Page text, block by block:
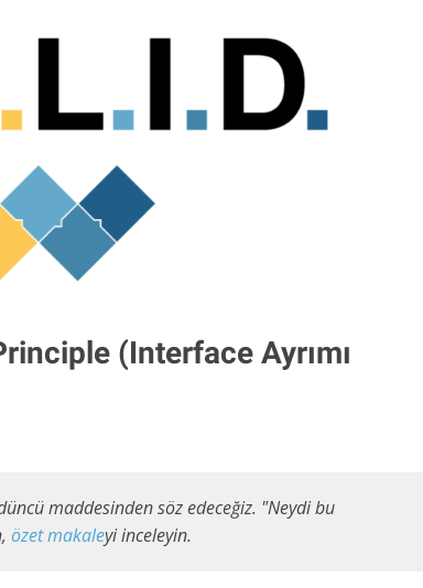
(Interface Ayrımı
maddesinden söz edeceğiz. "Neydi bu
özet makaleyi inceleyin.